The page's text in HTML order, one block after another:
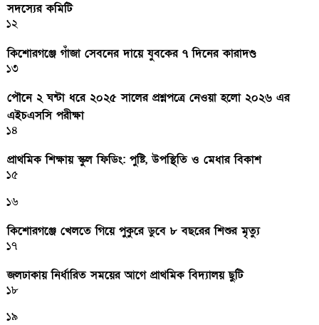
সদস্যের কমিটি
১২
কিশোরগঞ্জে গাঁজা সেবনের দায়ে যুবকের ৭ দিনের কারাদণ্ড
১৩
পৌনে ২ ঘন্টা ধরে ২০২৫ সালের প্রশ্নপত্রে নেওয়া হলো ২০২৬ এর
এইচএসসি পরীক্ষা
১৪
প্রাথমিক শিক্ষায় স্কুল ফিডিং: পুষ্টি, উপস্থিতি ও মেধার বিকাশ
১৫
১৬
কিশোরগঞ্জে খেলতে গিয়ে পুকুরে ডুবে ৮ বছরের শিশুর মৃত্যু
১৭
জলঢাকায় নির্ধারিত সময়ের আগে প্রাথমিক বিদ্যালয় ছুটি
১৮
১৯